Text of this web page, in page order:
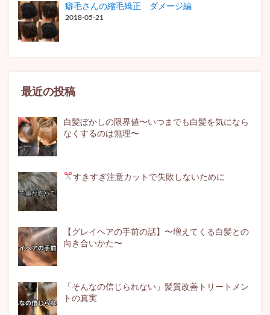
癖毛さんの縮毛矯正 ダメージ編
2018-05-21
最近の投稿
白髪ぼかしの限界値〜いつまでも白髪を気になら
なくするのは無理〜
すきすぎ注意カットで失敗しないために
【グレイヘアの手前の話】〜増えてくる白髪との
向き合いかた〜
「そんなの信じられない」髪質改善トリートメン
トの真実